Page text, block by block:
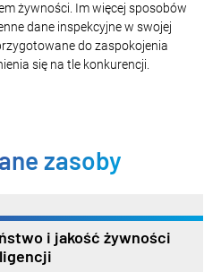
żywności. Im więcej sposobów
dane inspekcyjne w swojej
do zaspokojenia
się na tle konkurencji.
zasoby
i jakość żywności